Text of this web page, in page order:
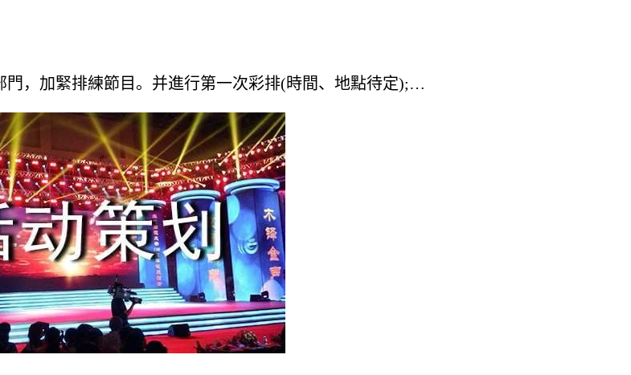
，加緊排練節目。并進行第一次彩排(時間、地點待定);…